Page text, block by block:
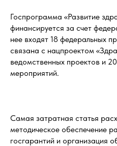
Госпрограмма «Развитие
финансируется за счет
нее входят 18 федеральных
связана с нацпроектом
ведомственных проектов и
мероприятий.
Самая затратная статья
методическое обеспечение
госгарантий и организация